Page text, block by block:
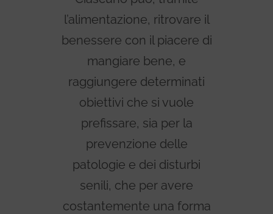
l’alimentazione, ritrovare il
benessere con il piacere di
mangiare bene, e
raggiungere determinati
obiettivi che si vuole
prefissare, sia per la
prevenzione delle
patologie e dei disturbi
senili, che per avere
costantemente una forma